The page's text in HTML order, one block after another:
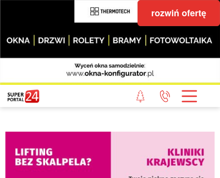
rozwiń ofertę
STRONA GŁÓWNA
POWIAT GRYFICKI
STUDIO SUPERPORTALU
KONTAKT